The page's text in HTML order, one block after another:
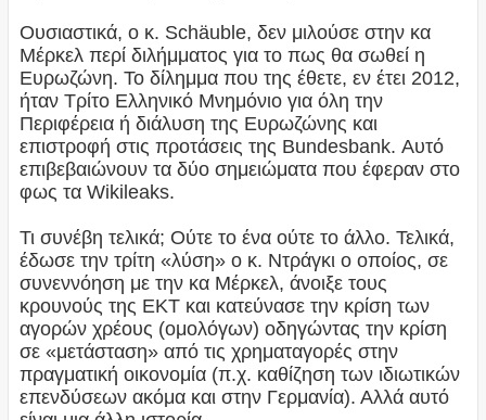
Ουσιαστικά, ο κ. Schäuble, δεν μιλούσε στην κα
Μέρκελ περί διλήμματος για το πως θα σωθεί η
Ευρωζώνη. Το δίλημμα που της έθετε, εν έτει 2012,
ήταν Τρίτο Ελληνικό Μνημόνιο για όλη την
Περιφέρεια ή διάλυση της Ευρωζώνης και
επιστροφή στις προτάσεις της Bundesbank. Αυτό
επιβεβαιώνουν τα δύο σημειώματα που έφεραν στο
φως τα Wikileaks.
Τι συνέβη τελικά; Ούτε το ένα ούτε το άλλο. Τελικά,
έδωσε την τρίτη «λύση» ο κ. Ντράγκι ο οποίος, σε
συνεννόηση με την κα Μέρκελ, άνοιξε τους
κρουνούς της ΕΚΤ και κατεύνασε την κρίση των
αγορών χρέους (ομολόγων) οδηγώντας την κρίση
σε «μετάσταση» από τις χρηματαγορές στην
πραγματική οικονομία (π.χ. καθίζηση των ιδιωτικών
επενδύσεων ακόμα και στην Γερμανία). Αλλά αυτό